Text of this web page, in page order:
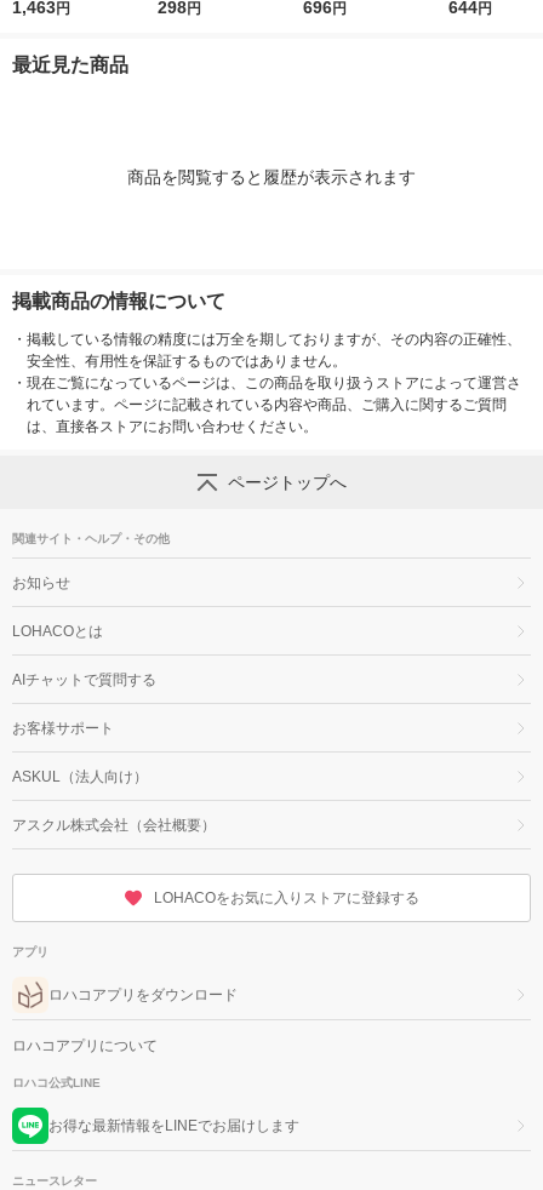
水2L 653253 1箱（6
1,463円
イム 点火棒 抗菌 防災
298円
(5本入)
696円
2 1缶
644円
最近見た商品
商品を閲覧すると履歴が表示されます
掲載商品の情報について
・ 掲載している情報の精度には万全を期しておりますが、その内容の正確性、
安全性、有用性を保証するものではありません。
・ 現在ご覧になっているページは、この商品を取り扱うストアによって運営さ
れています。ページに記載されている内容や商品、ご購入に関するご質問
は、直接各ストアにお問い合わせください。
ページトップへ
関連サイト・ヘルプ・その他
お知らせ
LOHACOとは
AIチャットで質問する
お客様サポート
ASKUL（法人向け）
アスクル株式会社（会社概要）
LOHACOをお気に入りストアに登録する
アプリ
ロハコアプリをダウンロード
ロハコアプリについて
ロハコ公式LINE
お得な最新情報をLINEでお届けします
ニュースレター